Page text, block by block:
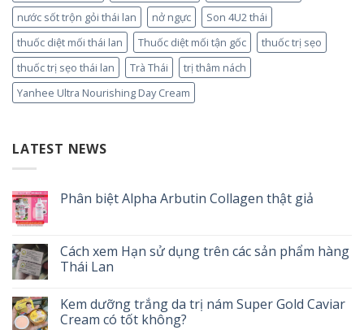
nước sốt trộn gỏi thái lan
nở ngực
Son 4U2 thái
thuốc diệt mối thái lan
Thuốc diệt mối tận gốc
thuốc trị sẹo
thuốc trị sẹo thái lan
Trà Thái
trị thâm nách
Yanhee Ultra Nourishing Day Cream
LATEST NEWS
Phân biệt Alpha Arbutin Collagen thật giả
Cách xem Hạn sử dụng trên các sản phẩm hàng
Thái Lan
Kem dưỡng trắng da trị nám Super Gold Caviar
Cream có tốt không?